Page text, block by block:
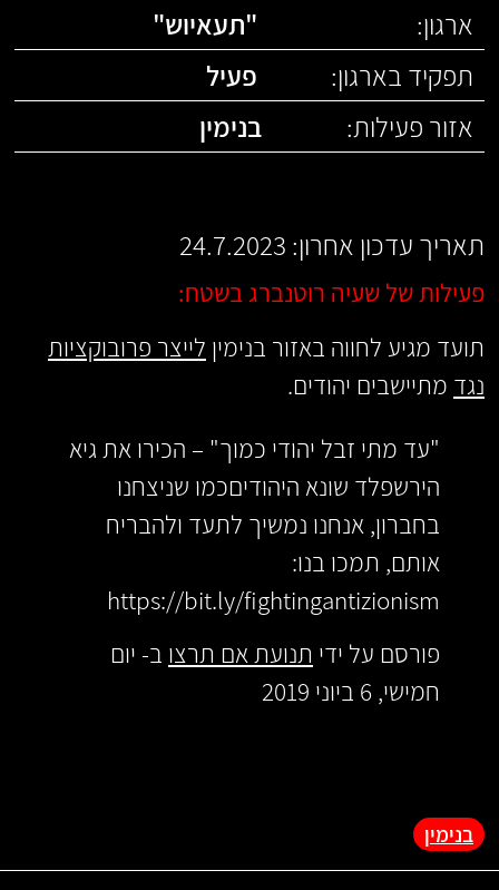
ארגון:
"תעאיוש"
תפקיד בארגון:
פעיל
אזור פעילות:
בנימין
תאריך עדכון אחרון: 24.7.2023
פעילות של שעיה רוטנברג בשטח:
תועד מגיע לחווה באזור בנימין לייצר פרובוקציות
נגד מתיישבים יהודים.
"עד מתי זבל יהודי כמוך" – הכירו את גיא
הירשפלד שונא היהודיםכמו שניצחנו
בחברון, אנחנו נמשיך לתעד ולהבריח
אותם, תמכו בנו:
https://bit.ly/fightingantizionism
פורסם על ידי ‏ תנועת אם תרצו ‏ ב- יום
חמישי, 6 ביוני 2019
בנימין